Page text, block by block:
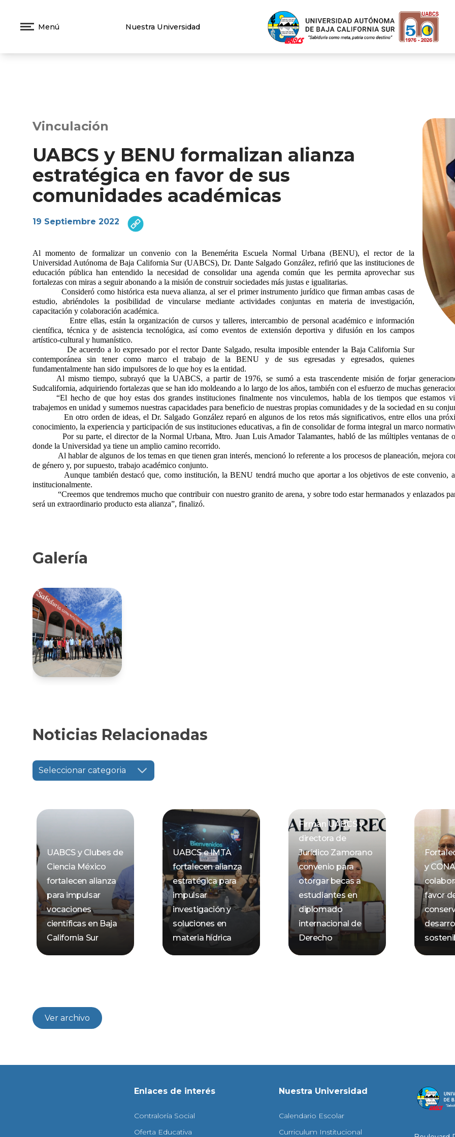
Menú Nuestra Universidad
Vinculación
UABCS y BENU formalizan alianza
estratégica en favor de sus
comunidades académicas
19 Septiembre 2022
Al momento de formalizar un convenio con la Benemérita Escuela Normal Urbana (BENU), el rector de la
Universidad Autónoma de Baja California Sur (UABCS), Dr. Dante Salgado González, refirió que las instituciones de
educación pública han entendido la necesidad de consolidar una agenda común que les permita aprovechar sus
fortalezas con miras a seguir abonando a la misión de construir sociedades más justas e igualitarias.
Consideró como histórica esta nueva alianza, al ser el primer instrumento jurídico que firman ambas casas de
estudio, abriéndoles la posibilidad de vincularse mediante actividades conjuntas en materia de investigación,
capacitación y colaboración académica.
Entre ellas, están la organización de cursos y talleres, intercambio de personal académico e información
científica, técnica y de asistencia tecnológica, así como eventos de extensión deportiva y difusión en los campos
artístico-cultural y humanístico.
De acuerdo a lo expresado por el rector Dante Salgado, resulta imposible entender la Baja California Sur
contemporánea sin tener como marco el trabajo de la BENU y de sus egresadas y egresados, quienes
fundamentalmente han sido impulsores de lo que hoy es la entidad.
Al mismo tiempo, subrayó que la UABCS, a partir de 1976, se sumó a esta trascendente misión de forjar
Sudcalifornia, adquiriendo fortalezas que se han ido moldeando a lo largo de los años, también con el esfuerzo de muchas
“El hecho de que hoy estas dos grandes instituciones finalmente nos vinculemos, habla de los tiempos que estamos
trabajemos en unidad y sumemos nuestras capacidades para beneficio de nuestras propias comunidades y de la sociedad en su
En otro orden de ideas, el Dr. Salgado González reparó en algunos de los retos más significativos, entre ellos una
conocimiento, la experiencia y participación de sus instituciones educativas, a fin de consolidar de forma integral un marco
Por su parte, el director de la Normal Urbana, Mtro. Juan Luis Amador Talamantes, habló de las múltiples ventanas de
donde la Universidad ya tiene un amplio camino recorrido.
Al hablar de algunos de los temas en que tienen gran interés, mencionó lo referente a los procesos de planeación, mejora
de género y, por supuesto, trabajo académico conjunto.
Aunque también destacó que, como institución, la BENU tendrá mucho que aportar a los objetivos de este
institucionalmente.
“Creemos que tendremos mucho que contribuir con nuestro granito de arena, y sobre todo estar hermanados y enlazados
será un extraordinario producto esta alianza”, finalizó.
Galería
Noticias Relacionadas
Seleccionar categoria
UABCS y Clubes de
Ciencia México
fortalecen alianza
para impulsar
vocaciones
científicas en Baja
California Sur
UABCS e IMTA
fortalecen alianza
estratégica para
impulsar
investigación y
soluciones en
materia hídrica
Firman UABCS y
directora de
Jurídico Zamorano
convenio para
otorgar becas a
estudiantes en
diplomado
internacional de
Derecho
y
favor
Ver archivo
Enlaces de interés
Contraloría Social
Oferta Educativa
Nuestra Universidad
Calendario Escolar
Curriculum Institucional